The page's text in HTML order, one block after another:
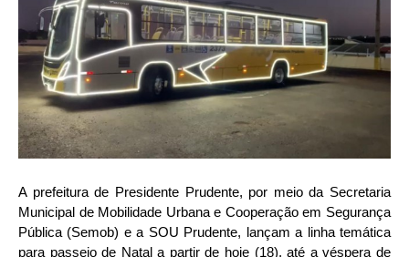
A prefeitura de Presidente Prudente, por meio da Secretaria
Municipal de Mobilidade Urbana e Cooperação em Segurança
Pública (Semob) e a SOU Prudente, lançam a linha temática
para passeio de Natal a partir de hoje (18), até a véspera de